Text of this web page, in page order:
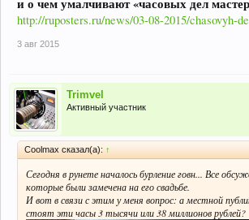
и о чем умалчивают «часовых дел
http://ruposters.ru/news/03-08-2015/chasovyh-
3 авг 2015
Trimvel
Активный участник
Coolmax сказал(а): ↑
Сегодня в рунете началось бурление говн... Все
которые были замечена на его свадьбе.
И вот в связи с этим у меня вопрос: а местной
стоят эти часы 3 тысячи или 38 миллионов рублей?